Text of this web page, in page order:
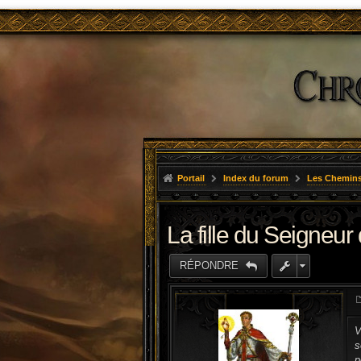
Portail Index du forum Les
La fille du Seigneur
RÉPONDRE